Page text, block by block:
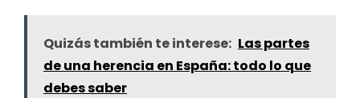
Quizás también te interese: Las partes
de una herencia en España: todo lo que
debes saber